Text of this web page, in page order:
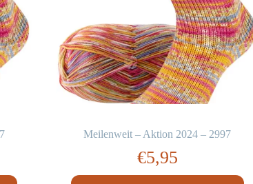
Meilenweit – Aktion 2024 – 2997
€5,95